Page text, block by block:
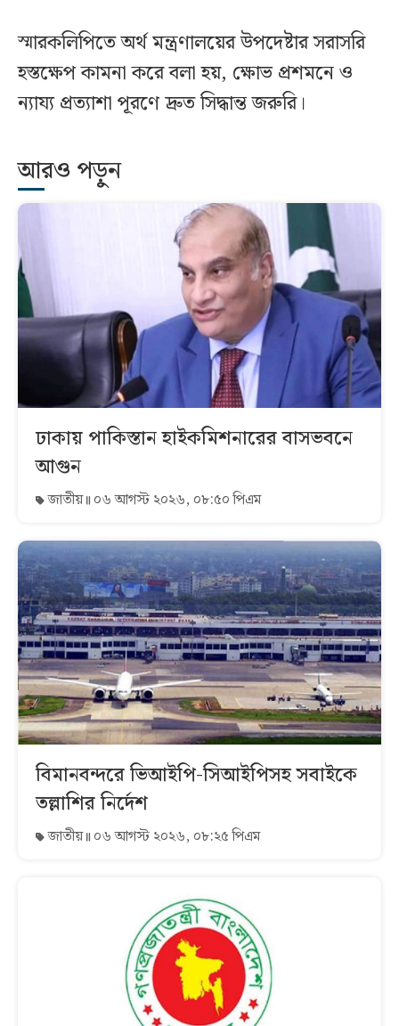
স্মারকলিপিতে অর্থ মন্ত্রণালয়ের উপদেষ্টার সরাসরি
হস্তক্ষেপ কামনা করে বলা হয়, ক্ষোভ প্রশমনে ও
ন্যায্য প্রত্যাশা পূরণে দ্রুত সিদ্ধান্ত জরুরি।
আরও পড়ুন
ঢাকায় পাকিস্তান হাইকমিশনারের বাসভবনে
আগুন
জাতীয় ০৬ আগস্ট ২০২৬, ০৮:৫০ পিএম
বিমানবন্দরে ভিআইপি-সিআইপিসহ সবাইকে
তল্লাশির নির্দেশ
জাতীয় ০৬ আগস্ট ২০২৬, ০৮:২৫ পিএম